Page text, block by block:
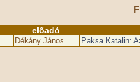
előadó
Dékány János Paksa Katalin: